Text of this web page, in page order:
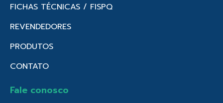
FICHAS TÉCNICAS / FISPQ
REVENDEDORES
PRODUTOS
CONTATO
Fale conosco